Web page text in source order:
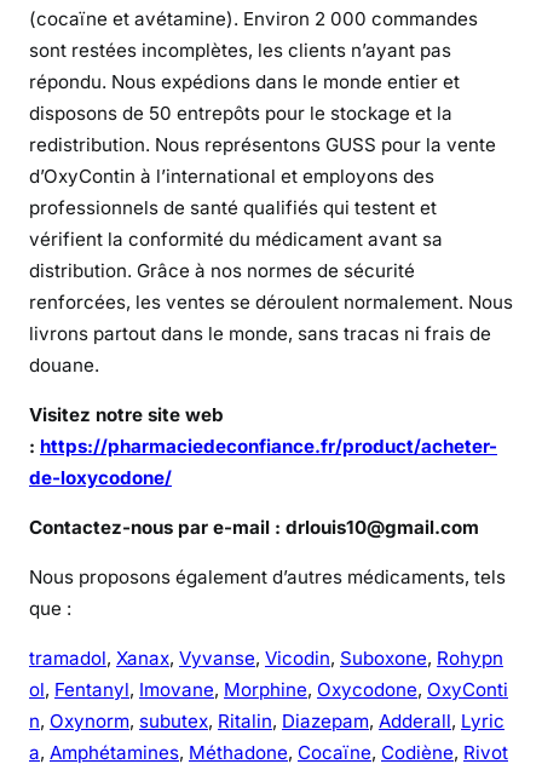
g
n
(cocaïne et avétamine). Environ 2 000 commandes
sont restées incomplètes, les clients n’ayant pas
répondu. Nous expédions dans le monde entier et
disposons de 50 entrepôts pour le stockage et la
redistribution. Nous représentons GUSS pour la vente
d’OxyContin à l’international et employons des
professionnels de santé qualifiés qui testent et
vérifient la conformité du médicament avant sa
distribution. Grâce à nos normes de sécurité
renforcées, les ventes se déroulent normalement. Nous
livrons partout dans le monde, sans tracas ni frais de
douane.
Visitez notre site web
: https://pharmaciedeconfiance.fr/product/acheter-
de-loxycodone/
Contactez-nous par e-mail : drlouis10@gmail.com
Nous proposons également d’autres médicaments, tels
que :
tramadol, Xanax, Vyvanse, Vicodin, Suboxone, Rohypn
ol, Fentanyl, Imovane, Morphine, Oxycodone, OxyConti
n, Oxynorm, subutex, Ritalin, Diazepam, Adderall, Lyric
a, Amphétamines, Méthadone, Cocaïne, Codiène, Rivot